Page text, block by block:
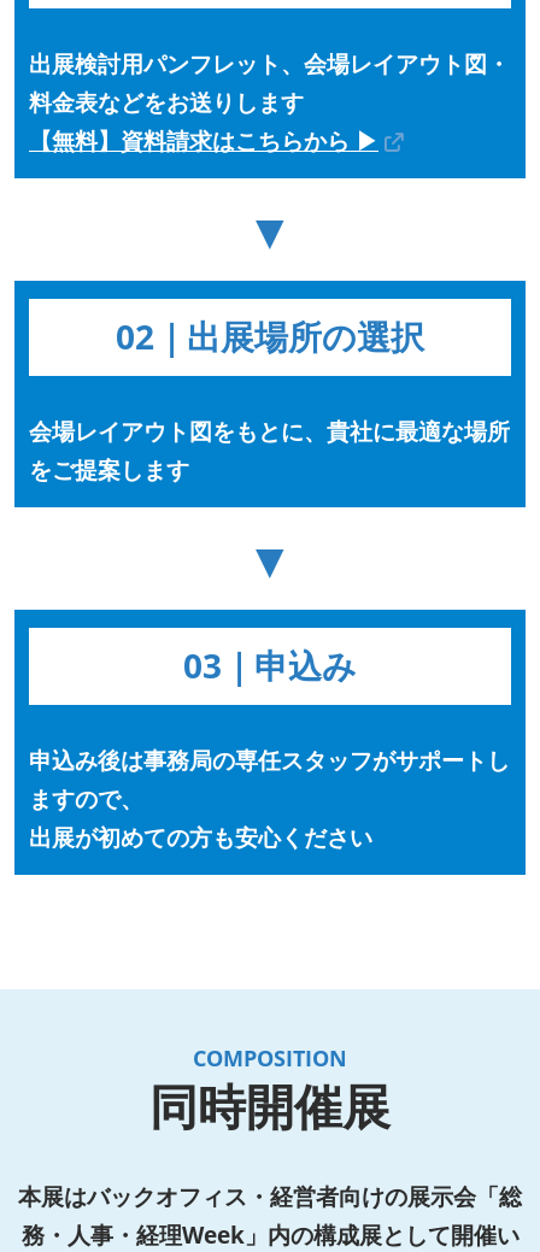
出展検討用パンフレット、会場レイアウト図・
料金表などをお送りします
【無料】資料請求はこちらから ▶
▼
02｜出展場所の選択
会場レイアウト図をもとに、貴社に最適な場所
をご提案します
▼
03｜申込み
申込み後は事務局の専任スタッフがサポートし
ますので、
出展が初めての方も安心ください
COMPOSITION
同時開催展
本展はバックオフィス・経営者向けの展示会「総
務・人事・経理Week」内の構成展として開催い